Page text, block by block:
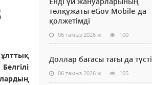
төлқұжаты eGov Mobile-да
қолжетімді
06 тамыз 2026 ж. 100
Доллар бағасы тағы да түсті
06 тамыз 2026 ж. 105